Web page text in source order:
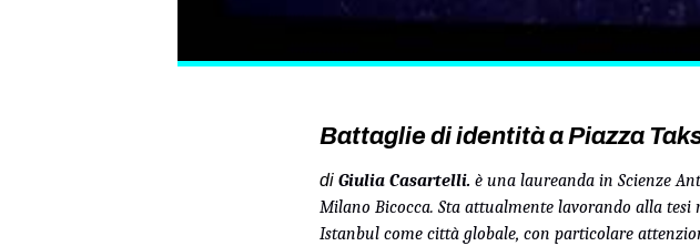
Battaglie di identità a Piazza
di Giulia Casartelli. è una laureanda in Scienze
Milano Bicocca. Sta attualmente lavorando alla
Istanbul come città globale, con particolare